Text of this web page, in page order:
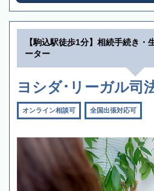
【駒込駅徒歩1分】相続手続き・
ーター
ヨシダ･リーガル司
オンライン相談可 全国出張対応可